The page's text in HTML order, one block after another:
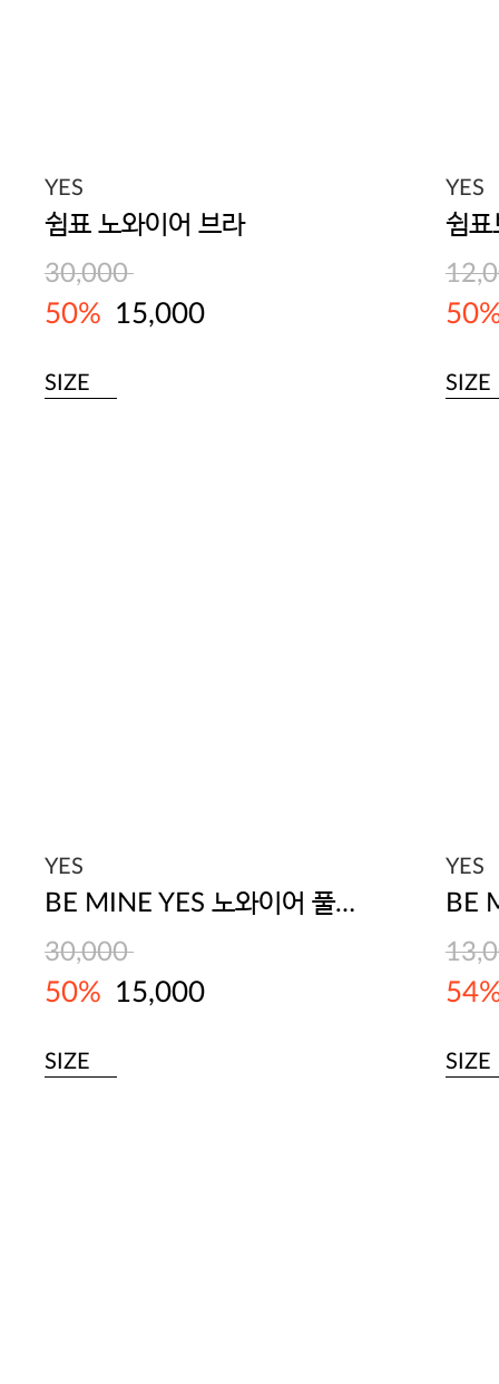
YES
쉼표 노와이어 브라
30,000
50% 15,000
SIZE
YES
쉼표
SIZE
YES
BE MINE YES 노와이어 풀컵브라
30,000
50% 15,000
SIZE
YES
BE
SIZE